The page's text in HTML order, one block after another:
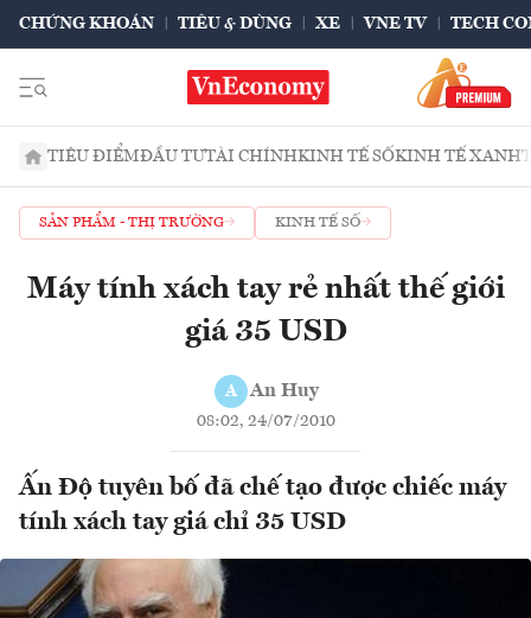
CHỨNG KHOÁN TIÊU & DÙNG XE VNE TV TECH
TIÊU ĐIỂMĐẦU TƯTÀI CHÍNHKINH TẾ SỐKINH TẾ XANH
SẢN PHẨM - THỊ TRƯỜNG KINH TẾ SỐ
Máy tính xách tay rẻ nhất thế giới
giá 35 USD
A An Huy
08:02, 24/07/2010
Ấn Độ tuyên bố đã chế tạo được chiếc máy
tính xách tay giá chỉ 35 USD